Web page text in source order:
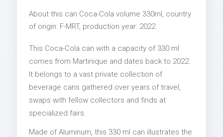
About this can Coca-Cola volume 330ml, country
of origin: F-MRT, production year: 2022.
This Coca-Cola can with a capacity of 330 ml
comes from Martinique and dates back to 2022.
It belongs to a vast private collection of
beverage cans gathered over years of travel,
swaps with fellow collectors and finds at
specialized fairs.
Made of Aluminum, this 330 ml can illustrates the